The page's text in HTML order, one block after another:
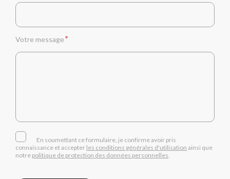
Votre message
En soumettant ce formulaire, je confirme avoir pris
connaissance et accepter les conditions générales d'utilisation ainsi que
notre politique de protection des données personnelles